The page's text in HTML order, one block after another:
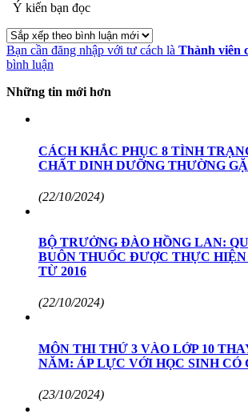
Ý kiến bạn đọc
Bạn cần đăng nhập với tư cách là Thành viên
bình luận
Những tin mới hơn
CÁCH KHẮC PHỤC 8 TÌNH
CHẤT DINH DƯỠNG THƯỜNG
(22/10/2024)
BỘ TRƯỞNG ĐÀO HỒNG LAN:
BUÔN THUỐC ĐƯỢC THỰC
TỪ 2016
(22/10/2024)
MÔN THI THỨ 3 VÀO LỚP 10
NĂM: ÁP LỰC VỚI HỌC SINH CÓ
(23/10/2024)